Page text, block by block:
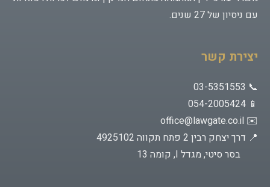
אימייל *
נושא
הודעה (200 תווים מקסימום)
עם ניסיון של 27 שנים.
יצירת קשר
📞 03-5351553
📱 054-2005424
✉️
office@lawgate.co.il
📍 דרך יצחק רבין 2 פתח תקווה 4925102
בסר סיטי, מגדל I, קומה 13